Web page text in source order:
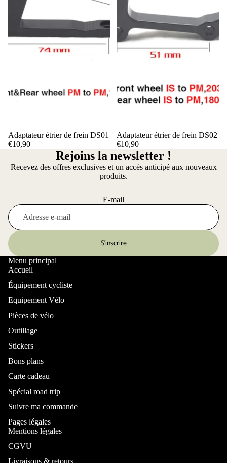
Adaptateur étrier de frein DS01
€10,90
Adaptateur étrier de frein DS02
€10,90
Rejoins la newsletter !
Recevez des offres exclusives et un accès anticipé aux nouveaux
produits.
E-mail
S’inscrire
Menu principal
Accueil
Équipement cycliste
Equipement Vélo
Pièces de vélo
Outillage
Stickers
Bons plans
Carte cadeau
Spécial road trip
Suivre ma commande
Pages légales
Mentions légales
CGVU
Livraisons & retours